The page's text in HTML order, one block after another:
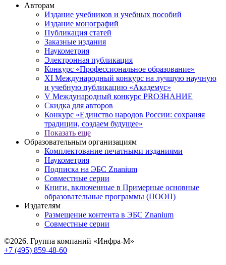
Авторам
Издание учебников и учебных пособий
Издание монографий
Публикация статей
Заказные издания
Наукометрия
Электронная публикация
Конкурс «Профессиональное образование»
XI Международный конкурс на лучшую научную
и учебную публикацию «Академус»
V Международный конкурс PROЗНАНИЕ
Скидка для авторов
Конкурс «Единство народов России: сохраняя
традиции, создаем будущее»
Показать еще
Образовательным организациям
Комплектование печатными изданиями
Наукометрия
Подписка на ЭБС Znanium
Совместные серии
Книги, включенные в Примерные основные
образовательные программы (ПООП)
Издателям
Размещение контента в ЭБС Znanium
Совместные серии
©2026. Группа компаний «Инфра-М»
+7 (495) 859-48-60